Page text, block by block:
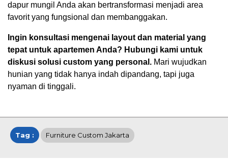
dapur mungil Anda akan bertransformasi menjadi area
favorit yang fungsional dan membanggakan.
Ingin konsultasi mengenai layout dan material yang
tepat untuk apartemen Anda? Hubungi kami untuk
diskusi solusi custom yang personal. Mari wujudkan
hunian yang tidak hanya indah dipandang, tapi juga
nyaman di tinggali.
Tag : Furniture Custom Jakarta